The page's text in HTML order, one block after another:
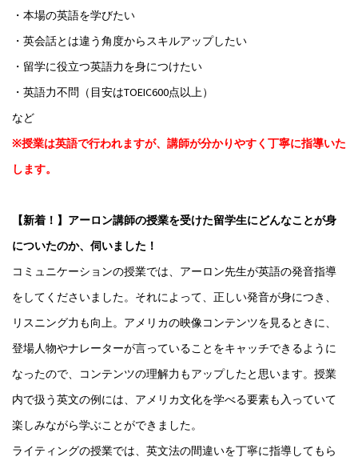
・本場の英語を学びたい
・英会話とは違う角度からスキルアップしたい
・留学に役立つ英語力を身につけたい
・英語力不問（目安はTOEIC600点以上）
など
※授業は英語で行われますが、講師が分かりやすく丁寧に指導いた
します。
【新着！】アーロン講師の授業を受けた留学生にどんなことが身
についたのか、伺いました！
コミュニケーションの授業では、アーロン先生が英語の発音指導
をしてくださいました。それによって、正しい発音が身につき、
リスニング力も向上。アメリカの映像コンテンツを見るときに、
登場人物やナレーターが言っていることをキャッチできるように
なったので、コンテンツの理解力もアップしたと思います。授業
内で扱う英文の例には、アメリカ文化を学べる要素も入っていて
楽しみながら学ぶことができました。
ライティングの授業では、英文法の間違いを丁寧に指導してもら